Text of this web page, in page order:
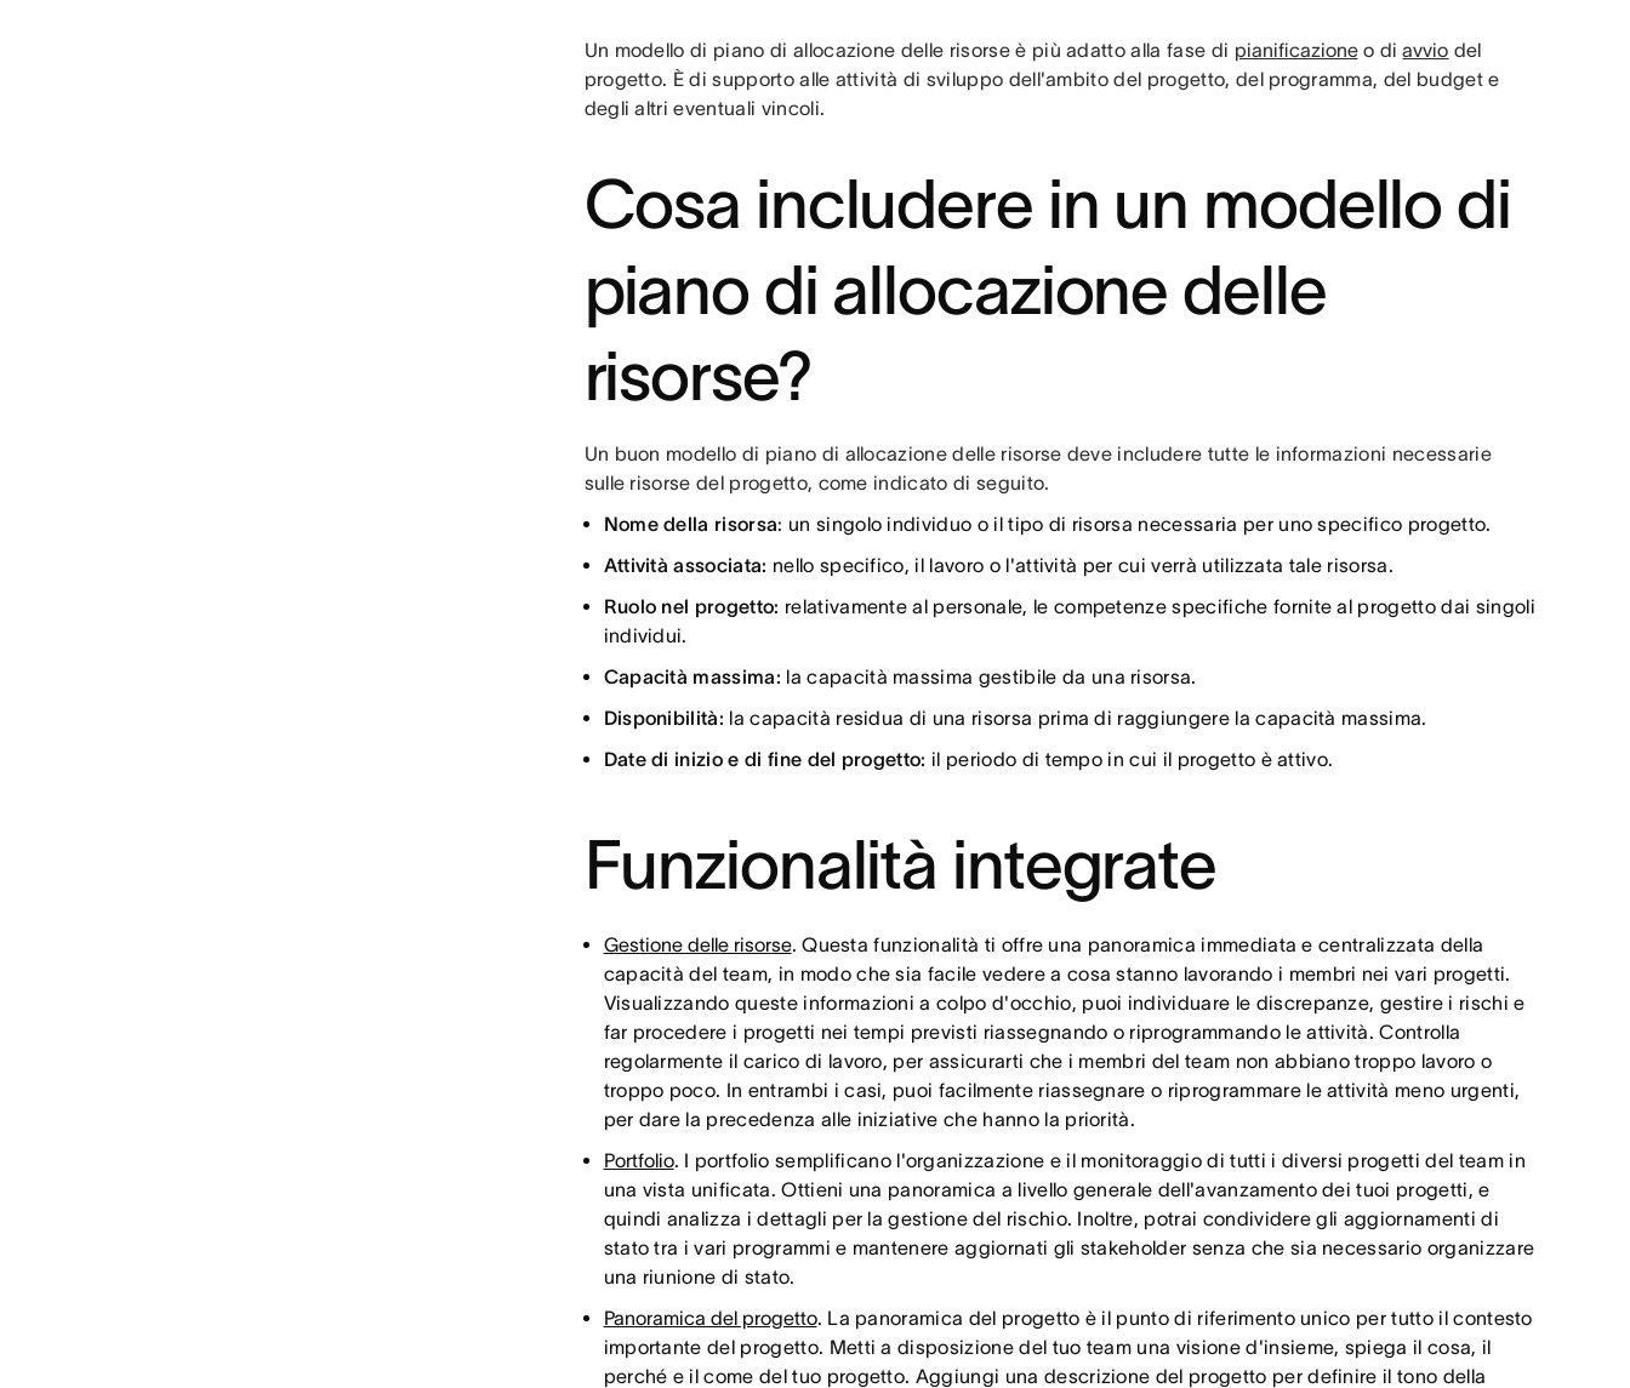
Un modello di piano di allocazione delle risorse è più adatto alla fase di pianificazioneo diavvio del
progetto. È di supporto alle attività di sviluppo dell'ambito del progetto, del programma, del budget e
degli altri eventuali vincoli.
Cosa includere in un modello di
piano di allocazione delle
risorse?
Un buon modello di piano di allocazione delle risorse deve includere tutte le informazioni necessarie
sulle risorse del progetto, come indicato di seguito.
Nome della risorsa: un singolo individuo o il tipo di risorsa necessaria per uno specifico progetto.
Attività associata: nello specifico, il lavoro o l'attività per cui verrà utilizzata tale risorsa.
Ruolo nel progetto: relativamente al personale, le competenze specifiche fornite al progetto dai singoli
individui.
Capacità massima: la capacità massima gestibile da una risorsa.
Disponibilità: la capacità residua di una risorsa prima di raggiungere la capacità massima.
Date di inizio e di fine del progetto: il periodo di tempo in cui il progetto è attivo.
Funzionalità integrate
Gestione delle risorse. Questa funzionalità ti offre una panoramica immediata e centralizzata della
capacità del team, in modo che sia facile vedere a cosa stanno lavorando i membri nei vari progetti.
Visualizzando queste informazioni a colpo d'occhio, puoi individuare le discrepanze, gestire i rischi e
far procedere i progetti nei tempi previsti riassegnando o riprogrammando le attività. Controlla
regolarmente il carico di lavoro, per assicurarti che i membri del team non abbiano troppo lavoro o
troppo poco. In entrambi i casi, puoi facilmente riassegnare o riprogrammare le attività meno urgenti,
per dare la precedenza alle iniziative che hanno la priorità.
Portfolio. I portfolio semplificano l'organizzazione e il monitoraggio di tutti i diversi progetti del team in
una vista unificata. Ottieni una panoramica a livello generale dell'avanzamento dei tuoi progetti, e
quindi analizza i dettagli per la gestione del rischio. Inoltre, potrai condividere gli aggiornamenti di
stato tra i vari programmi e mantenere aggiornati gli stakeholder senza che sia necessario organizzare
una riunione di stato.
Panoramica del progetto. La panoramica del progetto è il punto di riferimento unico per tutto il contesto
importante del progetto. Metti a disposizione del tuo team una visione d'insieme, spiega il cosa, il
perché e il come del tuo progetto. Aggiungi una descrizione del progetto per definire il tono della